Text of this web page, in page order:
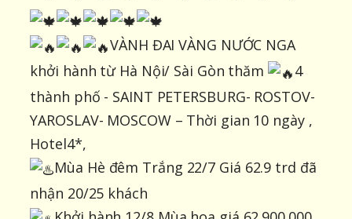
VÀNH ĐAI VÀNG NƯỚC NGA
khởi hành từ Hà Nội/ Sài Gòn thăm
4
thành phố - SAINT PETERSBURG- ROSTOV-
YAROSLAV- MOSCOW – Thời gian 10 ngày ,
Hotel4*,
Mùa Hè đêm Trắng 22/7 Giá 62.9 trd đã
nhận 20/25 khách